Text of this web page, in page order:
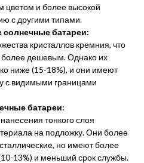
цветом и более высокой
с другими типами.
солнечные батареи:
кристаллов кремния, что
более дешевым. Однако их
ниже (15-18%), и они имеют
с видимыми границами
батареи:
тонкого слоя
на подложку. Они более
но имеют более
13%) и меньший срок службы.